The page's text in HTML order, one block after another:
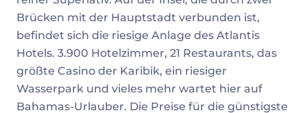
Brücken mit der Hauptstadt verbunden ist,
befindet sich die riesige Anlage des Atlantis
Hotels. 3.900 Hotelzimmer, 21 Restaurants, das
größte Casino der Karibik, ein riesiger
Wasserpark und vieles mehr wartet hier auf
Bahamas-Urlauber. Die Preise für die günstigste